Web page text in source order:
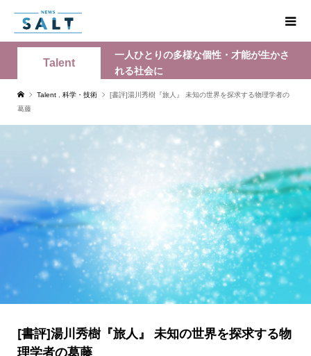
Talent
一人ひとりの多様な個性・才能が生かさ
れる社会に
Talent 科学・技術
[書評]湯川秀樹『旅人』 未知の世界を探求する物理学者の
葛藤
[書評]湯川秀樹『旅人』 未知の世界を探求する物
理学者の葛藤